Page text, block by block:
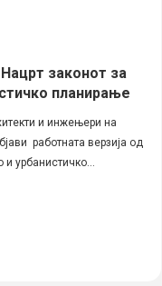
законот за
планирање
и инжењери на
работната верзија од
и урбанистичко...